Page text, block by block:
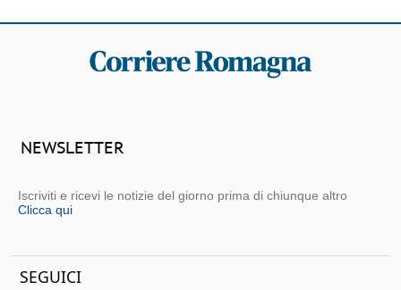
NEWSLETTER
Iscriviti e ricevi le notizie del giorno prima di chiunque altro
Clicca qui
SEGUICI